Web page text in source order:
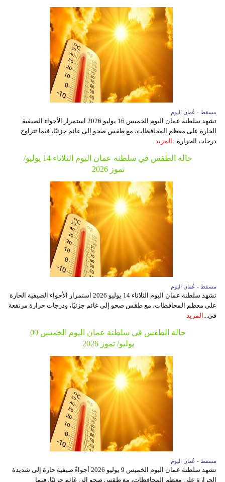
مسقط - عُمان اليوم
تشهد سلطنة عمان اليوم الخميس 16 يوليو 2026 استمرار الأجواء الصيفية
الحارة على معظم المحافظات، مع طقس صحو إلى غائم جزئيًا، فيما تتراوح
درجات الحرارة... المزيد
حالة الطقس في سلطنة عمان اليوم الثلاثاء 14 يوليو/
تموز 2026
مسقط - عُمان اليوم
تشهد سلطنة عمان اليوم الثلاثاء 14 يوليو 2026 استمرار الأجواء الصيفية الحارة
على معظم المحافظات، مع طقس صحو إلى غائم جزئيًا، ودرجات حرارة مرتفعة
في... المزيد
حالة الطقس في سلطنة عمان اليوم الخميس 09
يوليو/ تموز 2026
مسقط - عُمان اليوم
تشهد سلطنة عمان اليوم الخميس 9 يوليو 2026 أجواءً صيفية حارة إلى شديدة
الحرارة على معظم المحافظات، مع طقس صحو إلى غائم جزئيًا، فيما